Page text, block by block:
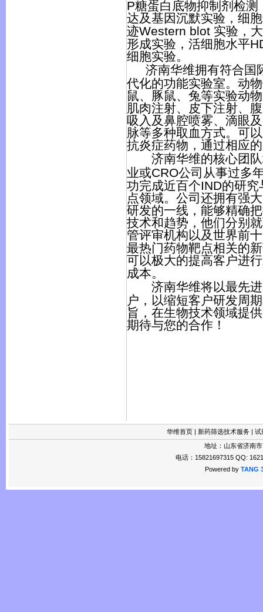
P糖蛋白底物抑制剂检测
达及基因沉默实验，细
迹Western blot 实验，
形成实验， 活细胞水平
细胞实验。
济南华维拥有符合国
代化的功能实验室。动
鼠、豚鼠、兔等实验动
肌肉注射、皮下注射、
吸入及鼻腔喷雾、滴眼
脉等多种取血方式。可
抗炎症药物，通过相应
济南华维的核心团
业或CRO公司从事过多
功完成近百个IND的研究
点领域。公司还拥有强
研发的一线，能够精确
技术和趋势，他们分别
管评审机构以及世界前
最热门药物靶点相关的
可以极大的提高客户进
成本。
济南华维将以最先
户，以缩短客户研发周
旨，在生物技术领域提
期待与您的合作！
华维首页 | 新药筛选技术服务 | 试
地址：山东省济南
电话：15821697315 QQ:
Powered by TANG